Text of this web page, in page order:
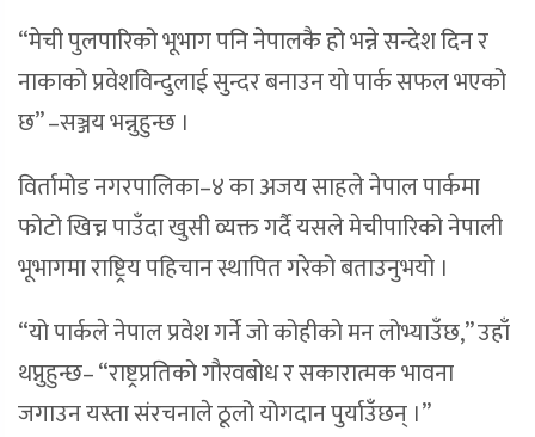
“मेची पुलपारिको भूभाग पनि नेपालकै हो भन्ने सन्देश दिन र
नाकाको प्रवेशविन्दुलाई सुन्दर बनाउन यो पार्क सफल भएको
छ” –सञ्जय भन्नुहुन्छ ।
विर्तामोड नगरपालिका–४ का अजय साहले नेपाल पार्कमा
फोटो खिच्न पाउँदा खुसी व्यक्त गर्दै यसले मेचीपारिको नेपाली
भूभागमा राष्ट्रिय पहिचान स्थापित गरेको बताउनुभयो ।
“यो पार्कले नेपाल प्रवेश गर्ने जो कोहीको मन लोभ्याउँछ,” उहाँ
थप्नुहुन्छ– “राष्ट्रप्रतिको गौरवबोध र सकारात्मक भावना
जगाउन यस्ता संरचनाले ठूलो योगदान पुर्याउँछन् ।”